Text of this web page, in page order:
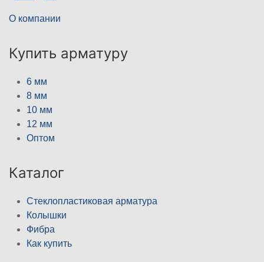
О компании
Купить арматуру
6 мм
8 мм
10 мм
12 мм
Оптом
Каталог
Стеклопластиковая арматура
Колышки
Фибра
Как купить